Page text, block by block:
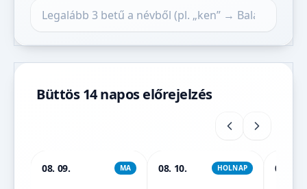
Büttös 14 napos előrejelzés
08. 09. MA 08. 10. HOLNAP 08. 11.